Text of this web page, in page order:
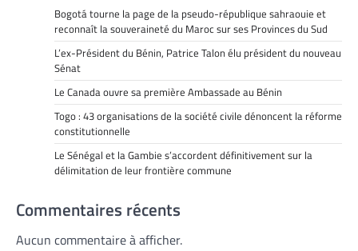
Bogotá tourne la page de la pseudo-république sahraouie et
reconnaît la souveraineté du Maroc sur ses Provinces du Sud
L’ex-Président du Bénin, Patrice Talon élu président du nouveau
Sénat
Le Canada ouvre sa première Ambassade au Bénin
Togo : 43 organisations de la société civile dénoncent la réforme
constitutionnelle
Le Sénégal et la Gambie s’accordent définitivement sur la
délimitation de leur frontière commune
Commentaires récents
Aucun commentaire à afficher.